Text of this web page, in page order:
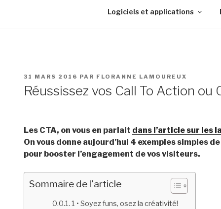
Logiciels et applications
PUBLIÉ
31 MARS 2016 PAR FLORANNE LAMOUREUX
Réussissez vos Call To Action ou
Les CTA, on vous en parlait dans l’article sur les
On vous donne aujourd’hui 4 exemples simples
pour booster l’engagement de vos visiteurs.
Sommaire de l'article
1 • Soyez funs, osez la créativité!